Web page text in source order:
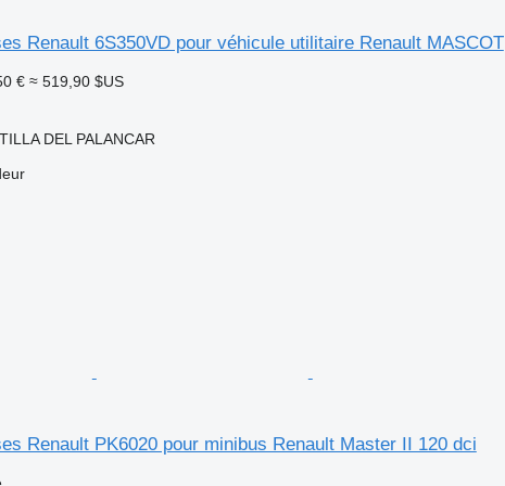
Renault 6S350VD pour véhicule utilitaire Renault MASCOT
€ ≈ 519,90 $US
DEL PALANCAR
Renault PK6020 pour minibus Renault Master II 120 dci